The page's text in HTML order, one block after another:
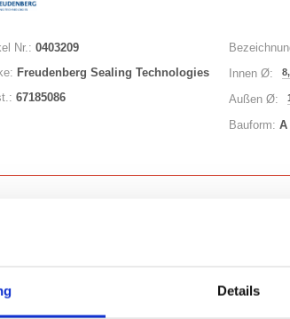
Details
Nr.: 0403209
Freudenberg Sealing Technologies
67185086
Innen Ø:
Außen Ø:
Bauform: A